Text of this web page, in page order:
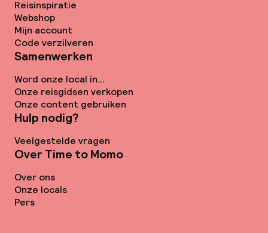
Reisinspiratie
Webshop
Mijn account
Code verzilveren
Samenwerken
Word onze local in...
Onze reisgidsen verkopen
Onze content gebruiken
Hulp nodig?
Veelgestelde vragen
Over Time to Momo
Over ons
Onze locals
Pers